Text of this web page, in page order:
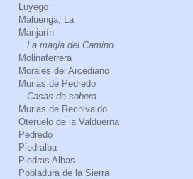
Luyego
Maluenga, La
Manjarín
La magia del Camino
Molinaferrera
Morales del Arcediano
Murias de Pedredo
Casas de sobera
Murias de Rechivaldo
Oteruelo de la Valduerna
Pedredo
Piedralba
Piedras Albas
Pobladura de la Sierra